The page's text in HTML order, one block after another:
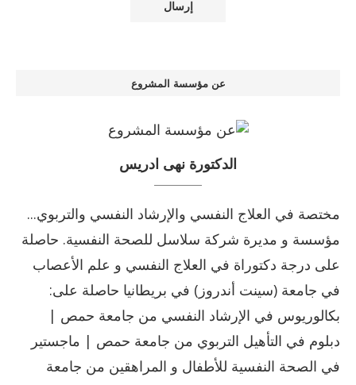
عن مؤسسة المشروع
الدكتورة نهى ادريس
مختصة في العلاج النفسي والإرشاد النفسي والتربوي...
مؤسسة و مديرة شركة سلاسل للصحة النفسية. حاصلة
على درجة دكتوراة في العلاج النفسي و علم الأعصاب
في جامعة (سينت أندروز) في بريطانيا حاصلة على:
بكالوريوس في الإرشاد النفسي من جامعة حمص |
دبلوم في التأهيل التربوي من جامعة حمص | ماجستير
في الصحة النفسية للأطفال و المراهقين من جامعة